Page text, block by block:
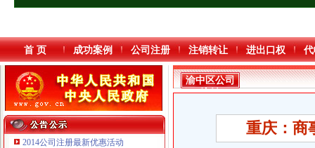
首 页 成功案例 公司注册 注销转让 进出口权
2014公司注册最新优惠活动
渝中区公司
注销
重庆：商